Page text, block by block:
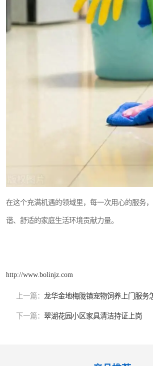
在这个充满机遇的领域里，每一次用心的服务
谐、舒适的家庭生活环境贡献力量。
http://www.bolinjz.com
上一篇： 龙华金地梅陇镇宠物饲养上门服务
下一篇： 翠湖花园小区家具清洁持证上岗